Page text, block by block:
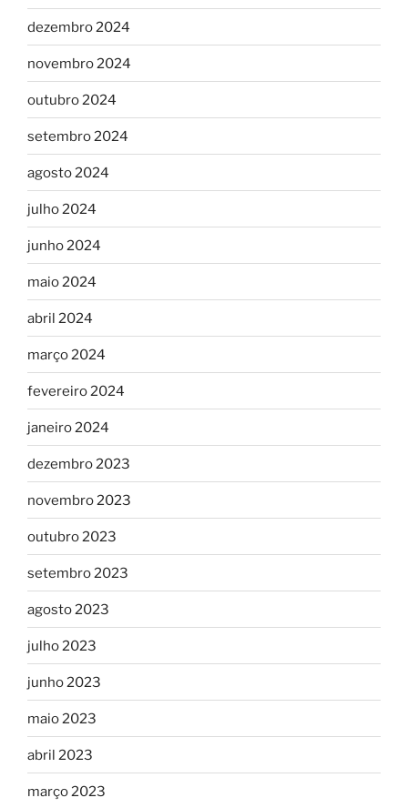
dezembro 2024
novembro 2024
outubro 2024
setembro 2024
agosto 2024
julho 2024
junho 2024
maio 2024
abril 2024
março 2024
fevereiro 2024
janeiro 2024
dezembro 2023
novembro 2023
outubro 2023
setembro 2023
agosto 2023
julho 2023
junho 2023
maio 2023
abril 2023
março 2023